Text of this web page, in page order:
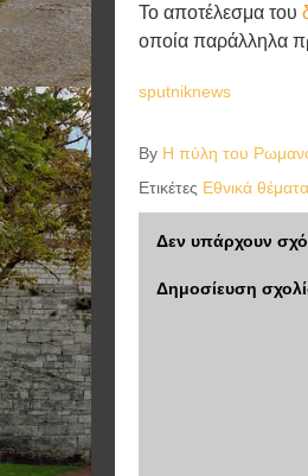
Το αποτέλεσμα του
οποία παράλληλα
sputniknews
By Η πύλη του
Ετικέτες Εθνικά θέματα
Δεν υπάρχουν
Δημοσίευση